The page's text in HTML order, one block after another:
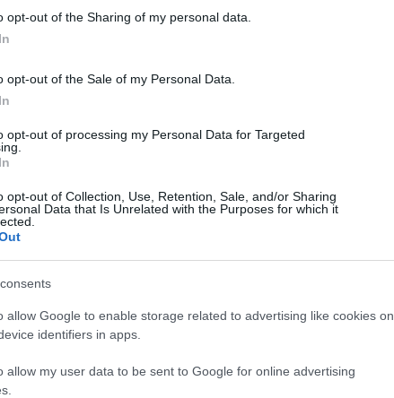
opt-out of the Sharing of my personal data.
opt-out of the Sale of my Personal Data.
opt-out of processing my Personal Data for Targeted
opt-out of Collection, Use, Retention, Sale, and/or Sharing
Data that Is Unrelated with the Purposes for which it
allow Google to enable storage related to advertising like cookies on
identifiers in apps.
allow my user data to be sent to Google for online advertising
esprime perfettamente la sua visione della
campani di eccellenza, come i
bufala Dop e la crema di noci di Sorrento.
della pizza, ma raccontano anche una
locale. La qualità degli ingredienti è
morso, dove freschezza e autenticità si
notorietà, tanto da essere inclusa nel 2022